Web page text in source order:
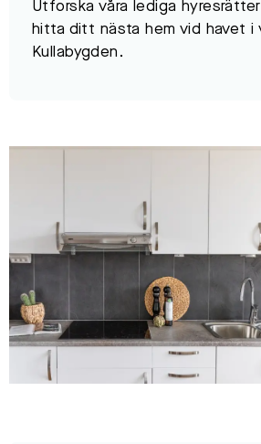
Utforska våra lediga
hitta ditt nästa hem vid havet i
Kullabygden.